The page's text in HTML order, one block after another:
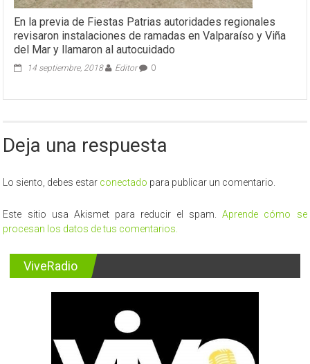
En la previa de Fiestas Patrias autoridades regionales
revisaron instalaciones de ramadas en Valparaíso y Viña
del Mar y llamaron al autocuidado
14 septiembre, 2018 Editor 0
Deja una respuesta
Lo siento, debes estar conectado para publicar un comentario.
Este sitio usa Akismet para reducir el spam.Aprende cómo se
procesan los datos de tus comentarios.
ViveRadio